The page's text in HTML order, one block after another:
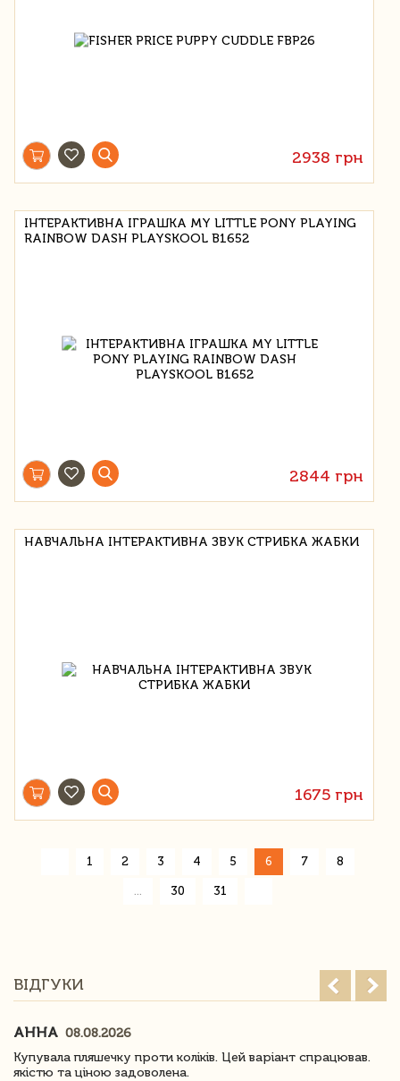
2938 грн
ІНТЕРАКТИВНА ІГРАШКА MY LITTLE PONY PLAYING
RAINBOW DASH PLAYSKOOL B1652
2844 грн
НАВЧАЛЬНА ІНТЕРАКТИВНА ЗВУК СТРИБКА ЖАБКИ
1675 грн
1 2 3 4 5 6 7 8
30 31
ВІДГУКИ
АННА 08.08.2026
Купувала пляшечку проти коліків. Цей варіант спрацював.
якістю та ціною задоволена.